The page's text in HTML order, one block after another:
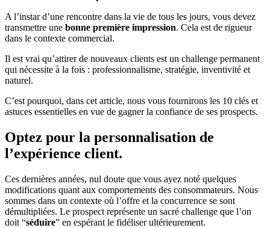
A l’instar d’une rencontre dans la vie de tous les jours, vous devez
transmettre une bonne première impression. Cela est de rigueur
dans le contexte commercial.
Il est vrai qu’attirer de nouveaux clients est un challenge permanent
qui nécessite à la fois : professionnalisme, stratégie, inventivité et
naturel.
C’est pourquoi, dans cet article, nous vous fournirons les 10 clés et
astuces essentielles en vue de gagner la confiance de ses prospects.
Optez pour la personnalisation de
l’expérience client.
Ces dernières années, nul doute que vous ayez noté quelques
modifications quant aux comportements des consommateurs. Nous
sommes dans un contexte où l’offre et la concurrence se sont
démultipliées. Le prospect représente un sacré challenge que l’on
doit “séduire” en espérant le fidéliser ultérieurement.